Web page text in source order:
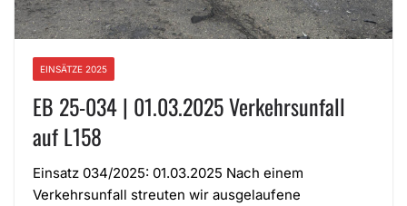
EINSÄTZE 2025
EB 25-034 | 01.03.2025 Verkehrsunfall
auf L158
Einsatz 034/2025: 01.03.2025 Nach einem
Verkehrsunfall streuten wir ausgelaufene